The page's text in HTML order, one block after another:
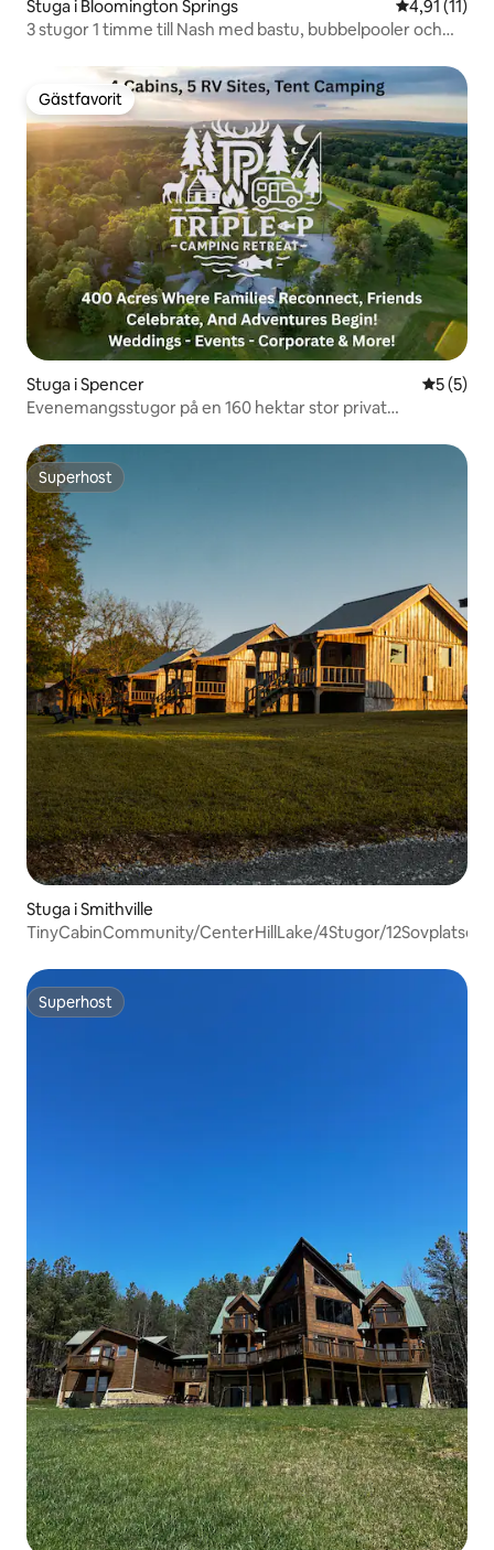
Stuga i Bloomington Springs 4,91 av 5 i
4,91 (11)
3 stugor 1 timme till Nash med bastu, bubbelpooler och
Gästfavorit
Gästfavorit
Stuga i Spencer 5 av 5 i
5 (5)
Evenemangsstugor på en 160 hektar stor privat
Superhost
Superhost
Stuga i Smithville
TinyCabinCommunity/CenterHillLake/4Stugor/12Sovplatser
Superhost
Superhost